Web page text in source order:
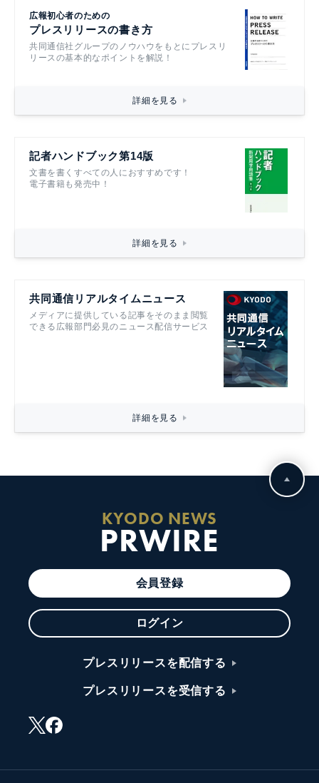
広報初心者のための
プレスリリースの書き方
共同通信社グループのノウハウをもとにプレスリ
リースの基本的なポイントを解説！
詳細を見る
記者ハンドブック第14版
文書を書くすべての人におすすめです！
電子書籍も発売中！
詳細を見る
共同通信リアルタイムニュース
メディアに提供している記事をそのまま閲覧
できる広報部門必見のニュース配信サービス
詳細を見る
KYODO NEWS
PRWIRE
会員登録
ログイン
プレスリリースを配信する
プレスリリースを受信する